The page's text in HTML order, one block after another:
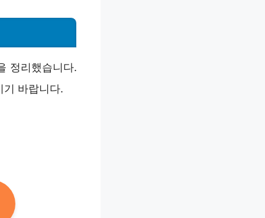
정리했습니다.
기 바랍니다.